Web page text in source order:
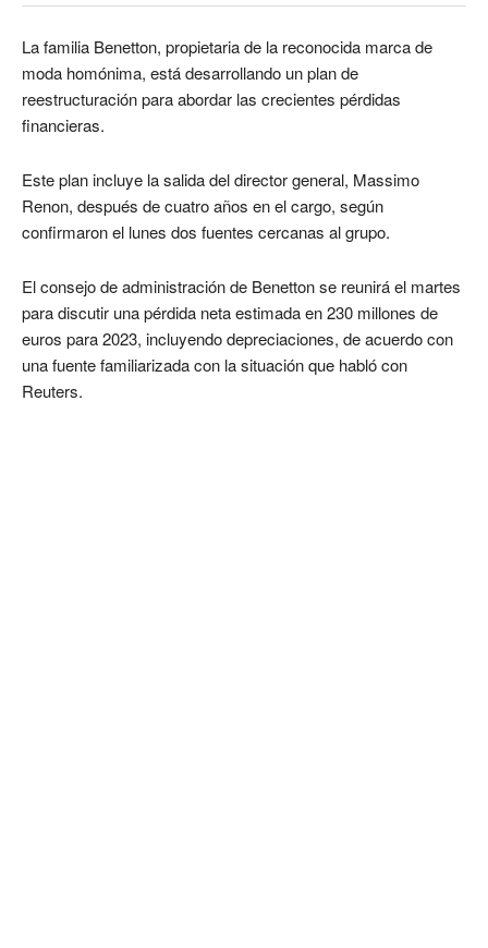
La familia Benetton, propietaria de la reconocida marca de
moda homónima, está desarrollando un plan de
reestructuración para abordar las crecientes pérdidas
financieras.
Este plan incluye la salida del director general, Massimo
Renon, después de cuatro años en el cargo, según
confirmaron el lunes dos fuentes cercanas al grupo.
El consejo de administración de Benetton se reunirá el martes
para discutir una pérdida neta estimada en 230 millones de
euros para 2023, incluyendo depreciaciones, de acuerdo con
una fuente familiarizada con la situación que habló con
Reuters.